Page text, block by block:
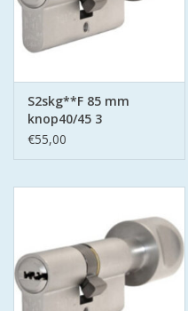
S2skg**F 85 mm
knop40/45 3
keersleutels
€55,00